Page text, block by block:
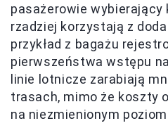
pasażerowie wybierający
rzadziej korzystają z
przykład z bagażu
pierwszeństwa wstępu
linie lotnicze zarabiają
trasach, mimo że koszty
na niezmienionym